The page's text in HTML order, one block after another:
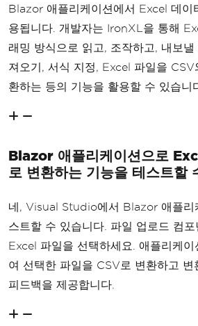
Blazor 애플리케이션에서 Excel 데이
용됩니다. 개발자는 IronXL을 통해
래밍 방식으로 읽고, 조작하고, 내보
져오기, 서식 지정, Excel 파일을 CSV
환하는 등의 기능을 활용할 수 있습니
Blazor 애플리케이션으로
로 변환하는 기능을 테스트할
네, Visual Studio에서 Blazor 애플리
스트할 수 있습니다. 파일 업로드 컴포
Excel 파일을 선택하세요. 애플리케
여 선택한 파일을 CSV로 변환하고
피드백을 제공합니다.